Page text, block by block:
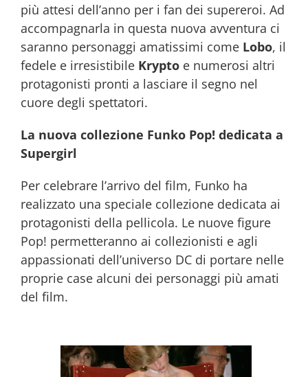
più attesi dell’anno per i fan dei supereroi. Ad
accompagnarla in questa nuova avventura ci
saranno personaggi amatissimi come Lobo, il
fedele e irresistibile Krypto e numerosi altri
protagonisti pronti a lasciare il segno nel
cuore degli spettatori.
La nuova collezione Funko Pop! dedicata a
Supergirl
Per celebrare l’arrivo del film, Funko ha
realizzato una speciale collezione dedicata ai
protagonisti della pellicola. Le nuove figure
Pop! permetteranno ai collezionisti e agli
appassionati dell’universo DC di portare nelle
proprie case alcuni dei personaggi più amati
del film.